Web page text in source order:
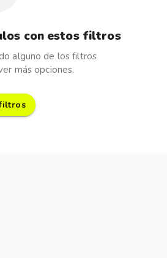
con estos filtros
alguno de los filtros
más opciones.